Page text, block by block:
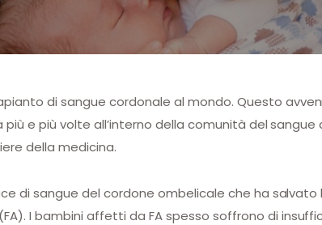
di sangue cordonale al mondo. Questo
e più volte all’interno della comunità del
della medicina.
di sangue del cordone ombelicale che ha
I bambini affetti da FA spesso soffrono di